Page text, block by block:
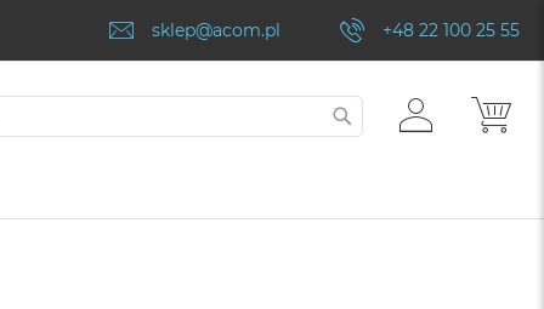
sklep@acom.pl +48 22 100 25 55
ZALOGUJ
SIĘ
SZUKAJ